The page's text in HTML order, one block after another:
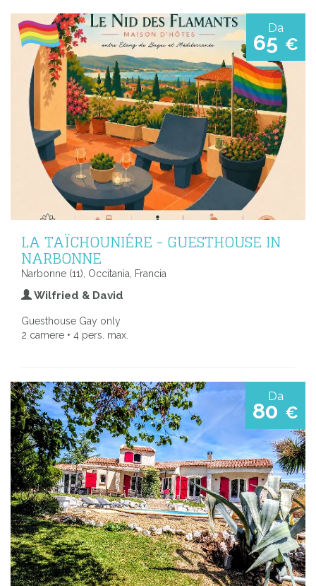
Da
65 €
LA TAÏCHOUNIÉRE - GUESTHOUSE IN
NARBONNE
Narbonne (11), Occitania, Francia
Wilfried & David
Guesthouse Gay only
2 camere • 4 pers. max.
Da
80 €